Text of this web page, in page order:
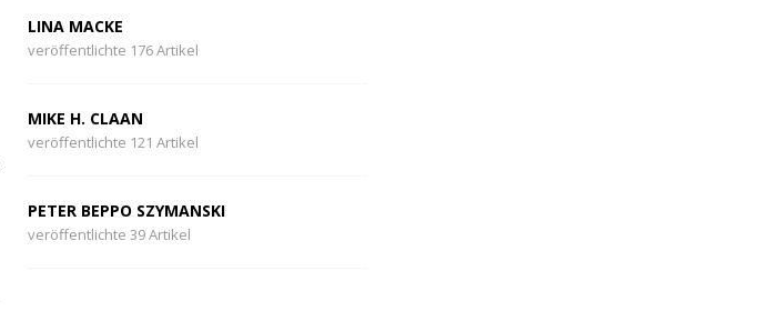
LINA MACKE
veröffentlichte 176 Artikel
MIKE H. CLAAN
veröffentlichte 121 Artikel
PETER BEPPO SZYMANSKI
veröffentlichte 39 Artikel